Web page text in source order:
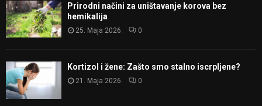
Prirodni načini za uništavanje korova bez
hemikalija
25. Maja 2026. 0
Kortizol i žene: Zašto smo stalno iscrpljene?
21. Maja 2026. 0